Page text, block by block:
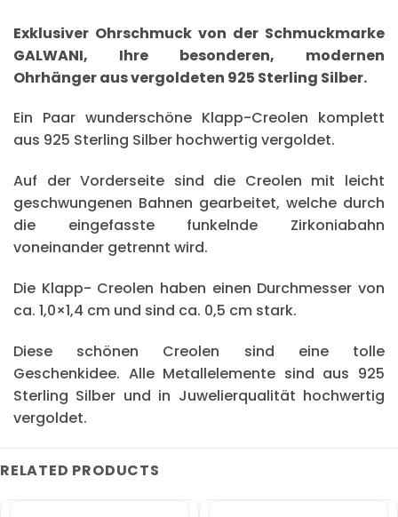
Exklusiver Ohrschmuck von der Schmuckmarke
GALWANI, Ihre besonderen, modernen
Ohrhänger aus vergoldeten 925 Sterling Silber.
Ein Paar wunderschöne Klapp-Creolen komplett
aus 925 Sterling Silber hochwertig vergoldet.
Auf der Vorderseite sind die Creolen mit leicht
geschwungenen Bahnen gearbeitet, welche durch
die eingefasste funkelnde Zirkoniabahn
voneinander getrennt wird.
Die Klapp- Creolen haben einen Durchmesser von
ca. 1,0×1,4 cm und sind ca. 0,5 cm stark.
Diese schönen Creolen sind eine tolle
Geschenkidee. Alle Metallelemente sind aus 925
Sterling Silber und in Juwelierqualität hochwertig
vergoldet.
RELATED PRODUCTS